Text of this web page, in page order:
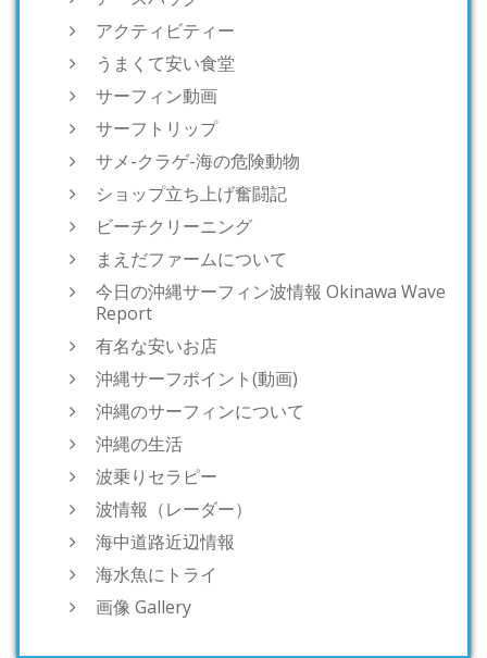
アクティビティー
うまくて安い食堂
サーフィン動画
サーフトリップ
サメ-クラゲ-海の危険動物
ショップ立ち上げ奮闘記
ビーチクリーニング
まえだファームについて
今日の沖縄サーフィン波情報 Okinawa Wave
Report
有名な安いお店
沖縄サーフポイント(動画)
沖縄のサーフィンについて
沖縄の生活
波乗りセラピー
波情報（レーダー）
海中道路近辺情報
海水魚にトライ
画像 Gallery